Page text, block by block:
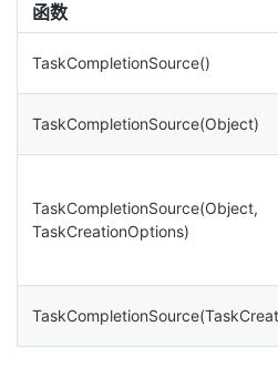
函数
TaskCompletionSource()
TaskCompletionSource(Object)
TaskCompletionSource(Object,
TaskCreationOptions)